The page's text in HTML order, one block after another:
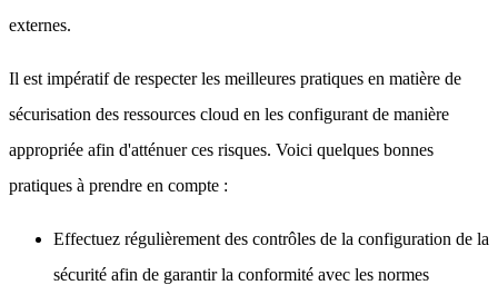
externes.
Il est impératif de respecter les meilleures pratiques en matière de
sécurisation des ressources cloud en les configurant de manière
appropriée afin d'atténuer ces risques. Voici quelques bonnes
pratiques à prendre en compte :
Effectuez régulièrement des contrôles de la configuration de la
sécurité afin de garantir la conformité avec les normes